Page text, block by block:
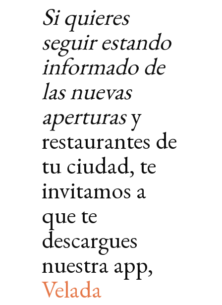
Si quieres
seguir estando
informado de
las nuevas
aperturasy
restaurantes de
tu ciudad, te
invitamos a
que te
descargues
nuestra app,
Velada